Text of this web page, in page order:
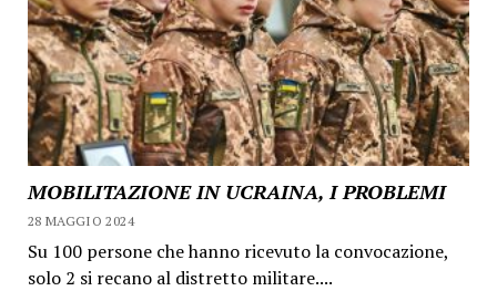
MOBILITAZIONE IN UCRAINA, I PROBLEMI
28 MAGGIO 2024
Su 100 persone che hanno ricevuto la convocazione,
solo 2 si recano al distretto militare....